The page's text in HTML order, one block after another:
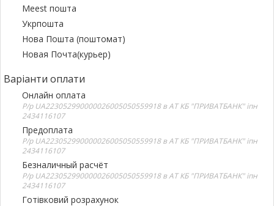
Meest пошта
Укрпошта
Нова Пошта (поштомат)
Новая Почта(курьер)
Варіанти оплати
Онлайн оплата
Р/р UA223052990000026005050559918 в АТ КБ "ПРИВАТБАНК" іпн
2434116107
Предоплата
Р/р UA223052990000026005050559918 в АТ КБ "ПРИВАТБАНК" іпн
2434116107
Безналичный расчёт
Р/р UA223052990000026005050559918 в АТ КБ "ПРИВАТБАНК" іпн
2434116107
Готівковий розрахунок